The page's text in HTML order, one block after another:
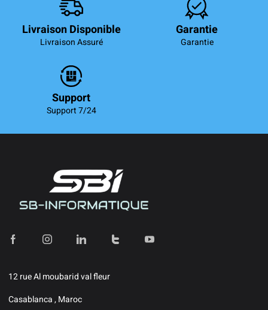
Livraison Disponible
Livraison Assuré
Garantie
Garantie
Support
Support 7/24
12 rue Al moubarid val fleur
Casablanca , Maroc